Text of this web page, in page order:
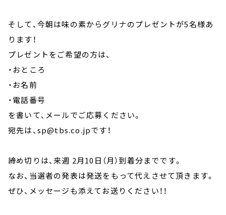
そして、今朝は味の素からグリナのプレゼントが5名様あ
ります！
プレゼントをご希望の方は、
・おところ
・お名前
・電話番号
を書いて、メールでご応募ください。
宛先は、sp@tbs.co.jpです！
締め切りは、来週 2月10日（月）到着分までです。
なお、当選者の発表は発送をもって代えさせて頂きます。
ぜひ、メッセージも添えてお送りください！！